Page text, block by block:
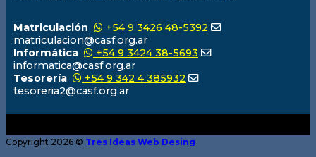
Matriculación
+54 9 3426 48-5392
matriculacion@casf.org.ar
Informática
+54 9 3424 38-5693
informatica@casf.org.ar
Tesorería
+54 9 342 4 385932
tesoreria2@casf.org.ar
Copyright 2026 © Tres Ideas Web Desing